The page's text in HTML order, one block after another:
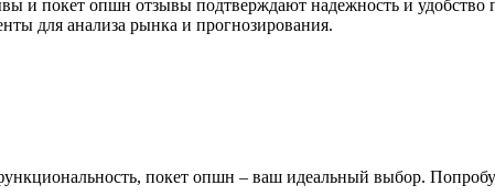
и покет опшн отзывы подтверждают надежность и удобство
для анализа рынка и прогнозирования.
покет опшн – ваш идеальный выбор.